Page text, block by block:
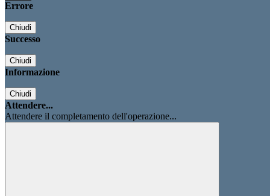
Errore
Chiudi
Successo
Chiudi
Informazione
Chiudi
Attendere...
Attendere il completamento dell'operazione...